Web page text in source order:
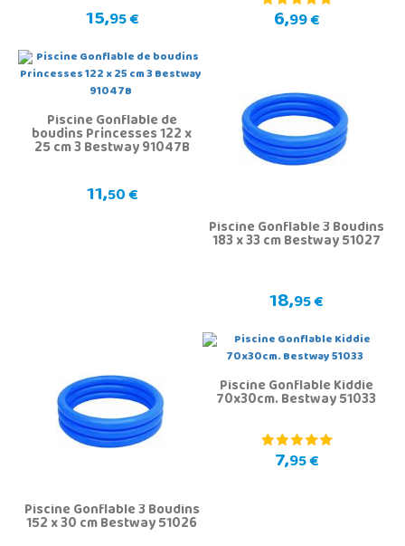
15,95 € 6,99 €
Piscine Gonflable de
boudins Princesses 122 x
25 cm 3 Bestway 91047B
11,50 €
Piscine Gonflable 3 Boudins
183 x 33 cm Bestway 51027
18,95 €
Piscine Gonflable 3 Boudins
152 x 30 cm Bestway 51026
Piscine Gonflable Kiddie
70x30cm. Bestway 51033
7,95 €